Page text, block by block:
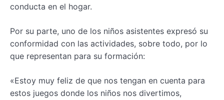
conducta en el hogar.
Por su parte, uno de los niños asistentes expresó su
conformidad con las actividades, sobre todo, por lo
que representan para su formación:
«Estoy muy feliz de que nos tengan en cuenta para
estos juegos donde los niños nos divertimos,